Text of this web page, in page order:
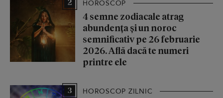
2 HOROSCOP
4 semne zodiacale atrag
abundența și un noroc
semnificativ pe 26 februarie
2026. Află dacă te numeri
printre ele
3 HOROSCOP ZILNIC